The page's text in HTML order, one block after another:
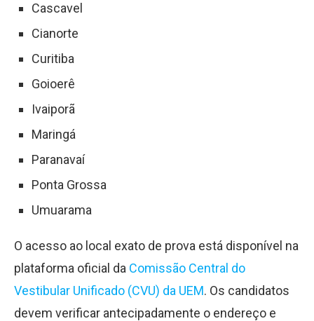
Cascavel
Cianorte
Curitiba
Goioerê
Ivaiporã
Maringá
Paranavaí
Ponta Grossa
Umuarama
O acesso ao local exato de prova está disponível na
plataforma oficial da Comissão Central do
Vestibular Unificado (CVU) da UEM. Os candidatos
devem verificar antecipadamente o endereço e